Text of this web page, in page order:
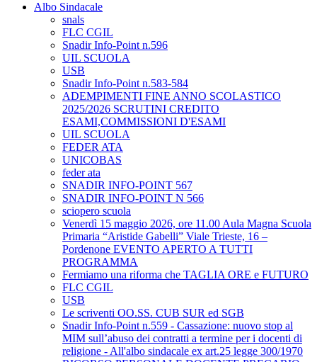
Albo Sindacale
snals
FLC CGIL
Snadir Info-Point n.596
UIL SCUOLA
USB
Snadir Info-Point n.583-584
ADEMPIMENTI FINE ANNO SCOLASTICO
2025/2026 SCRUTINI CREDITO
ESAMI,COMMISSIONI D'ESAMI
UIL SCUOLA
FEDER ATA
UNICOBAS
feder ata
SNADIR INFO-POINT 567
SNADIR INFO-POINT N 566
sciopero scuola
Venerdì 15 maggio 2026, ore 11.00 Aula Magna Scuola
Primaria “Aristide Gabelli” Viale Trieste, 16 –
Pordenone EVENTO APERTO A TUTTI
PROGRAMMA
Fermiamo una riforma che TAGLIA ORE e FUTURO
FLC CGIL
USB
Le scriventi OO.SS. CUB SUR ed SGB
Snadir Info-Point n.559 - Cassazione: nuovo stop al
MIM sull’abuso dei contratti a termine per i docenti di
religione - All'albo sindacale ex art.25 legge 300/1970